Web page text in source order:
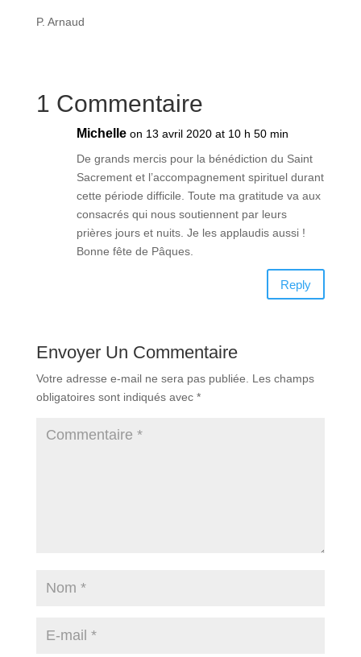
P. Arnaud
1 Commentaire
Michelle on 13 avril 2020 at 10 h 50 min
De grands mercis pour la bénédiction du Saint
Sacrement et l’accompagnement spirituel durant
cette période difficile. Toute ma gratitude va aux
consacrés qui nous soutiennent par leurs
prières jours et nuits. Je les applaudis aussi !
Bonne fête de Pâques.
Reply
Envoyer Un Commentaire
Votre adresse e-mail ne sera pas publiée.
Les champs
obligatoires sont indiqués avec *